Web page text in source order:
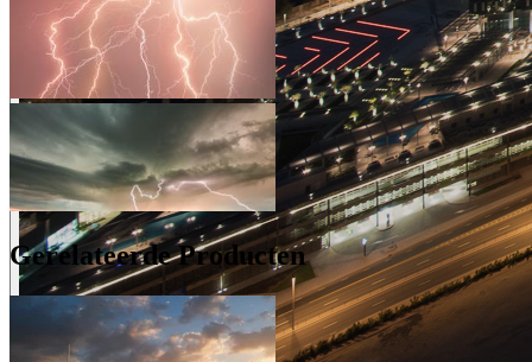
Gerelateerde Producten